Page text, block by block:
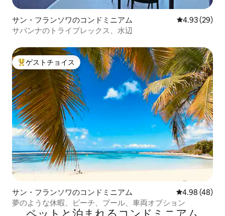
サン・フランソワのコンドミニアム レビュー29
4.93 (29)
サバンナのトライプレックス、水辺
大好評のゲストチョイスです。
ゲストチョイス
サン・フランソワのコンドミニアム レビュー48
4.98 (48)
夢のような休暇、ビーチ、プール、車両オプション